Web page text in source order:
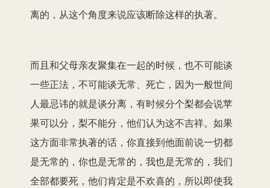
离的，从这个角度来说应该断除这样的执著。
而且和父母亲友聚集在一起的时候，也不可能谈
一些正法，不可能谈无常、死亡，因为一般世间
人最忌讳的就是谈分离，有时候分个梨都会说苹
果可以分，梨不能分，他们认为这不吉祥。如果
这方面非常执著的话，你直接到他面前说一切都
是无常的，你也是无常的，我也是无常的，我们
全部都要死，他们肯定是不欢喜的，所以即使我